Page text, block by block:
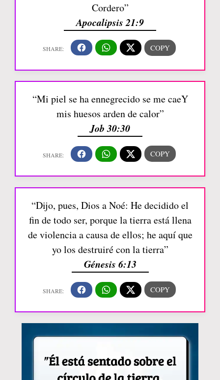
Cordero”
Apocalipsis 21:9
“Mi piel se ha ennegrecido se me caeY
mis huesos arden de calor”
Job 30:30
“Dijo, pues, Dios a Noé: He decidido el
fin de todo ser, porque la tierra está llena
de violencia a causa de ellos; he aquí que
yo los destruiré con la tierra”
Génesis 6:13